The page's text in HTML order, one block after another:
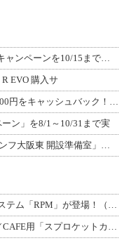
R EVO 購入サ
ン」を8/1～10/31まで実